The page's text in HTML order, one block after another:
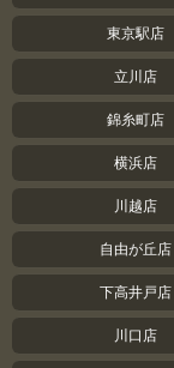
東京駅店
立川店
錦糸町店
横浜店
川越店
自由が丘店
下高井戸店
川口店